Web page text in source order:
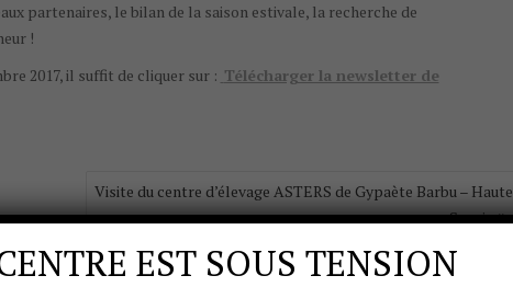
partenaires, le bilan de la saison estivale, la recherche de
!
2017, il suffit de cliquer sur : Télécharger la newsletter de
Visite du centre d’élevage ASTERS de Gypaète Barbu – Haute
Savoie
EST SOUS TENSION